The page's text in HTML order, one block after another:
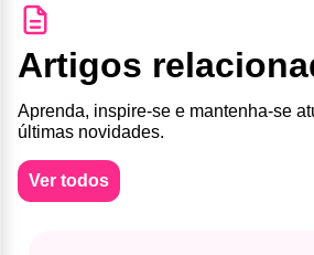
Artigos
Aprenda, inspire-se e mantenha-se
últimas novidades.
Ver todos